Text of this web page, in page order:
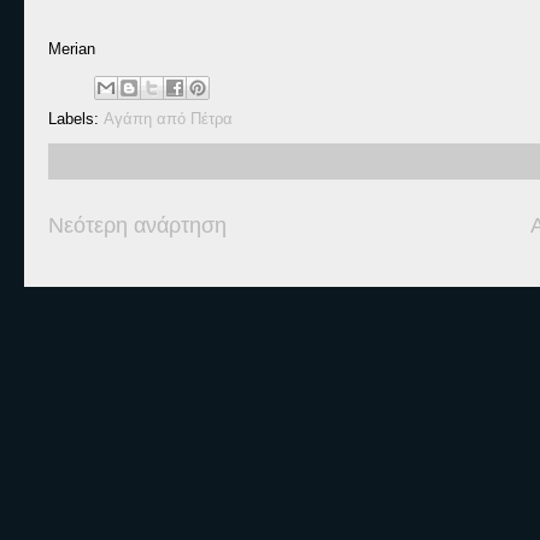
Merian
Labels: Αγάπη από Πέτρα
Νεότερη ανάρτηση